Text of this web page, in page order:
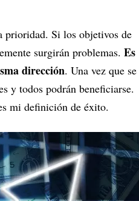
prioridad. Si los objetivos de
surgirán problemas. Es
dirección. Una vez que se
y todos podrán beneficiarse.
mi definición de éxito.